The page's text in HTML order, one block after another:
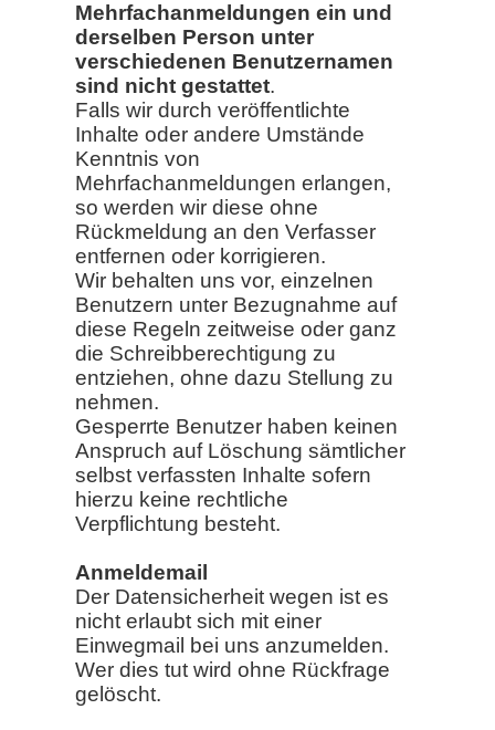
Mehrfachanmeldungen ein und
derselben Person unter
verschiedenen Benutzernamen
sind nicht gestattet.
Falls wir durch veröffentlichte
Inhalte oder andere Umstände
Kenntnis von
Mehrfachanmeldungen erlangen,
so werden wir diese ohne
Rückmeldung an den Verfasser
entfernen oder korrigieren.
Wir behalten uns vor, einzelnen
Benutzern unter Bezugnahme auf
diese Regeln zeitweise oder ganz
die Schreibberechtigung zu
entziehen, ohne dazu Stellung zu
nehmen.
Gesperrte Benutzer haben keinen
Anspruch auf Löschung sämtlicher
selbst verfassten Inhalte sofern
hierzu keine rechtliche
Verpflichtung besteht.
Anmeldemail
Der Datensicherheit wegen ist es
nicht erlaubt sich mit einer
Einwegmail bei uns anzumelden.
Wer dies tut wird ohne Rückfrage
gelöscht.